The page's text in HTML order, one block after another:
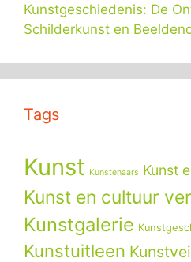
Kunstgeschiedenis: De
Schilderkunst en
Tags
Kunst Kunstenaars Kunst
Kunst en cultuur
Kunstgalerie
Kunstuitleen